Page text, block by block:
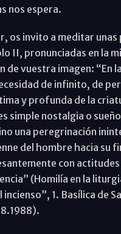
nos espera.
os invito a meditar unas
II, pronunciadas en la
de vuestra imagen: “En
de infinito, de
y profunda de la
simple nostalgia o
una peregrinación
del hombre hacia su
con actitudes
(Homilía en la
incienso”, 1. Basílica de